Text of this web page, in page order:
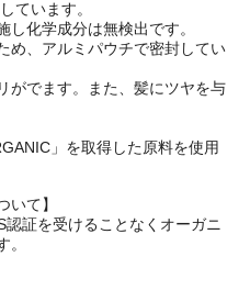
ています。
し化学成分は無検出です。
め、アルミパウチで密封してい
がでます。また、髪にツヤを与
」を取得した原料を使用
いて】
証を受けることなくオーガニ
。